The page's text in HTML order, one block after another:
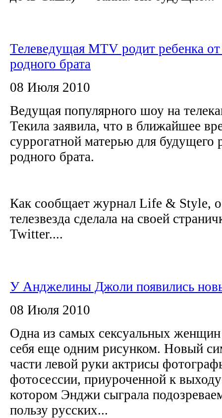
Телеведущая MTV родит ребенка от
родного брата
08 Июля 2010
Ведущая популярного шоу на
Текила заявила, что в ближайшее
суррогатной матерью для будущего
родного брата.
Как сообщает журнал Life & Style,
телезвезда сделала на своей
Twitter....
У Анджелины Джоли появились
08 Июля 2010
Одна из самых сексуальных женщин
себя еще одним рисунком. Новый
части левой руки актрисы
фотосессии, приуроченной к
котором Энджи сыграла
пользу русских...